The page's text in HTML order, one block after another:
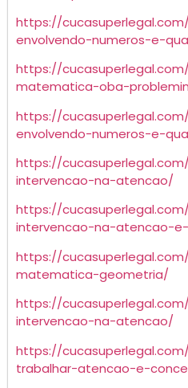
https://
envolvendo-numeros-e-
https://
matematica-oba-
https://
envolvendo-numeros-e-
https://
intervencao-na-atencao/
https://
intervencao-na-atencao-
https://
matematica-geometria/
https://
intervencao-na-atencao/
https://
trabalhar-atencao-e-